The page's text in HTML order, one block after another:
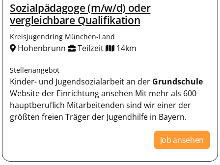
Sozialpädagoge (m/w/d) oder
vergleichbare Qualifikation
Kreisjugendring München-Land
Hohenbrunn Teilzeit 14km
Stellenangebot
Kinder- und Jugendsozialarbeit an der Grundschule
Website der Einrichtung ansehen Mit mehr als 600
hauptberuflich Mitarbeitenden sind wir einer der
größten freien Träger der Jugendhilfe in Bayern.
Job ansehen